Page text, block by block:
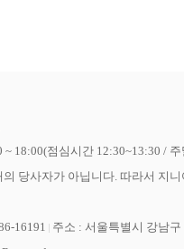
18:00(점심시간 12:30~13:30 /
당사자가 아닙니다. 따라서 지
16191
주소 : 서울특별시 강남